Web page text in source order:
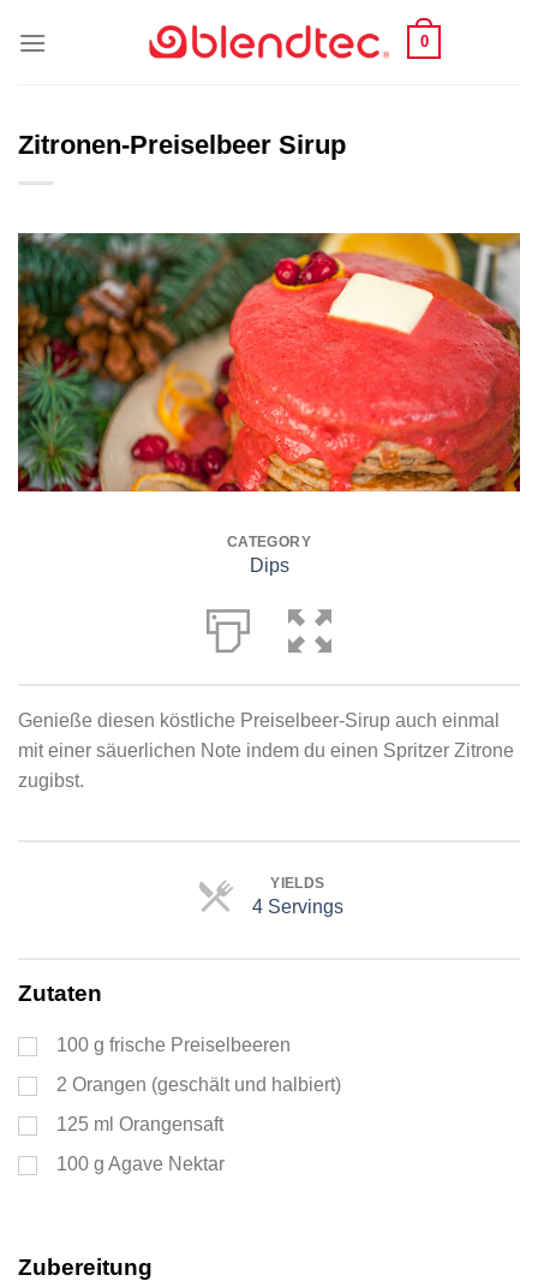
0
Zitronen-Preiselbeer Sirup
CATEGORY
Dips
Genieße diesen köstliche Preiselbeer-Sirup auch einmal
mit einer säuerlichen Note indem du einen Spritzer Zitrone
zugibst.
YIELDS
4 Servings
Zutaten
100 g frische Preiselbeeren
2 Orangen (geschält und halbiert)
125 ml Orangensaft
100 g Agave Nektar
Zubereitung